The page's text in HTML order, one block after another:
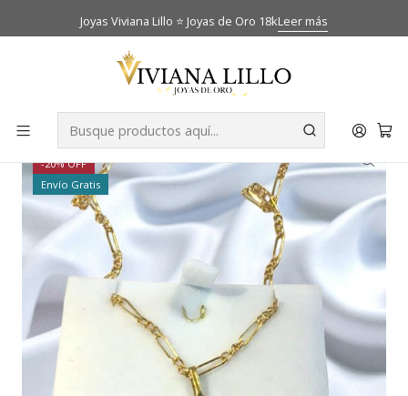
Joyas Viviana Lillo ⭐ Joyas de Oro 18kLeer más
Inicio
Cadena cartier 60 cm con cruz Oro 18k
-20% OFF
Envío Gratis